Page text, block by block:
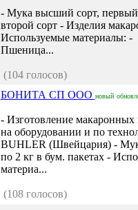
- Мука высший сорт, первый
второй сорт - Изделия
Используемые материалы: -
Пшеница...
(104 голосов)
БОНИТА СП ООО новый
- Изготовление макаронных
на оборудовании и по
BUHLER (Швейцария) -
по 2 кг в бум. пакетах -
материа...
(108 голосов)